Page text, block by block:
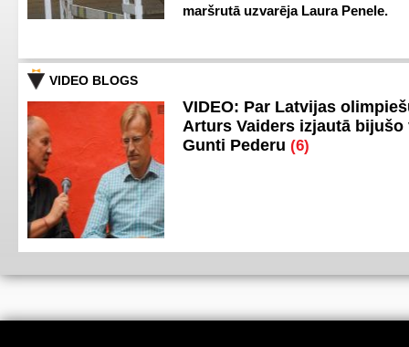
maršrutā uzvarēja Laura Penele.
VIDEO BLOGS
VIDEO: Par Latvijas
Arturs Vaiders izjautā bijušo
Gunti Pederu (6)